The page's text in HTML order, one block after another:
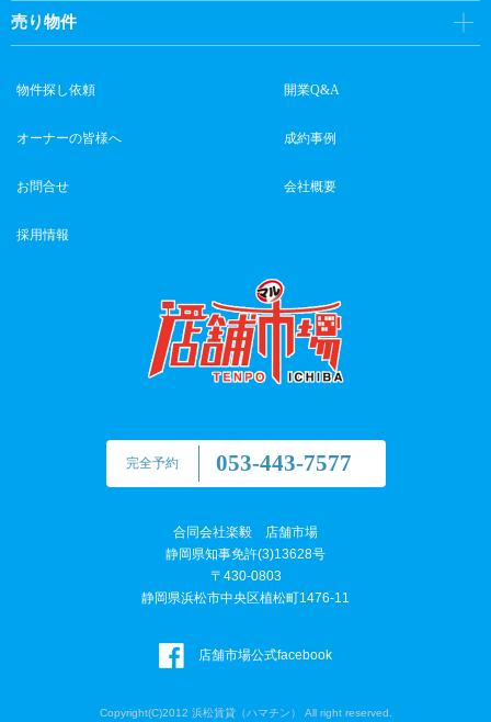
完全予約 053-443-7577
合同会社楽毅 店舗市場
静岡県知事免許(3)13628号
〒430-0803
静岡県浜松市中央区植松町1476-11
店舗市場公式facebook
売り物件
物件探し依頼 開業Q&A
オーナーの皆様へ 成約事例
お問合せ 会社概要
採用情報
Copyright(C)2012 浜松賃貸（ハマチン） All right reserved.